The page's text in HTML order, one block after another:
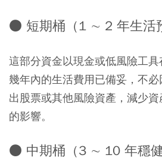
● 短期桶（1 ∼ 2 年生活
這部分資金以現金或低風險工
幾年內的生活費用已備妥，不
出股票或其他風險資產，減少
的影響。
● 中期桶（3 ∼ 10 年穩健